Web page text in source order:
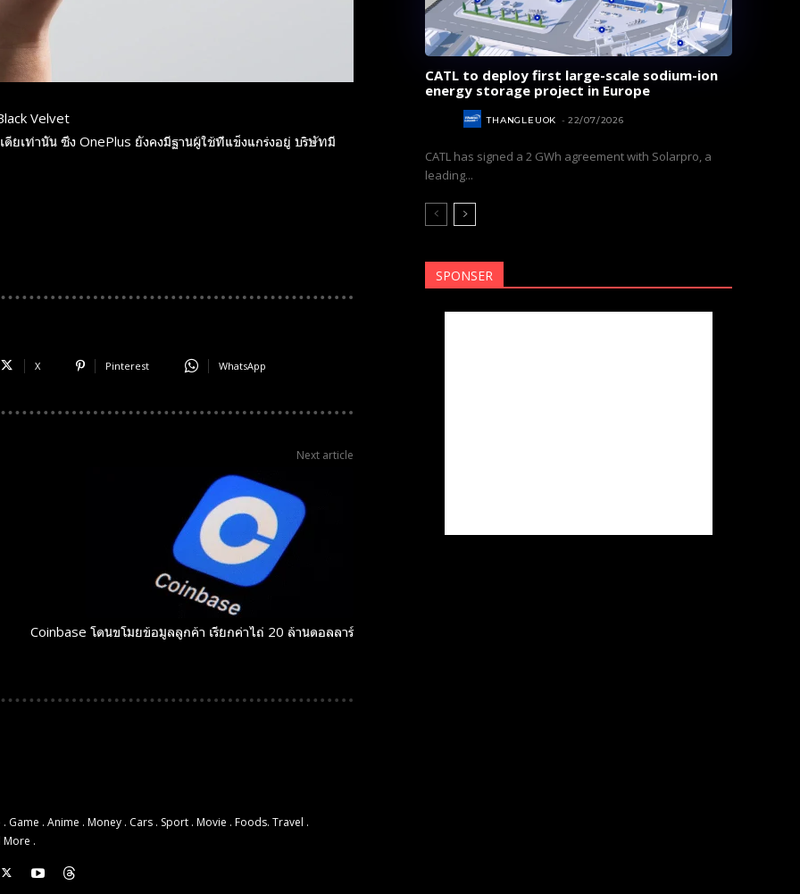
Velvet
ดียเท่านั้น ซึ่ง OnePlus ยังคงมีฐานผู้ใช้ที่แข็งแกร่งอยู่ บริษัทมี
X Pinterest WhatsApp
Next article
Coinbase โดนขโมยข้อมูลลูกค้า เรียกค่าไถ่ 20 ล้านดอลลาร์
Game . Anime . Money . Cars . Sport . Movie . Foods. Travel .
More .
CATL to deploy first large-scale sodium-ion
energy storage project in Europe
THANGLEUOK - 22/07/2026
CATL has signed a 2 GWh agreement with Solarpro, a
leading...
SPONSER